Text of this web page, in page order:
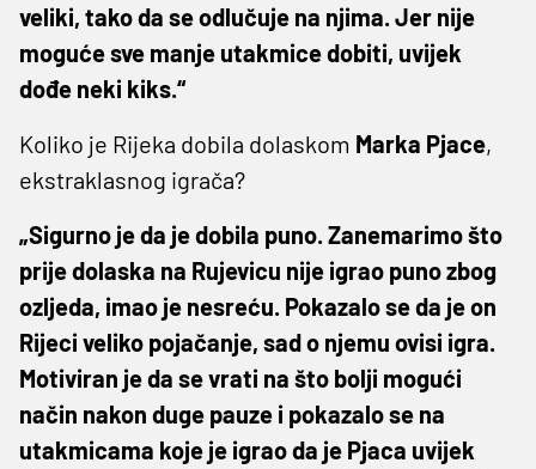
veliki, tako da se odlučuje na njima. Jer nije
moguće sve manje utakmice dobiti, uvijek
dođe neki kiks.“
Koliko je Rijeka dobila dolaskom Marka Pjace,
ekstraklasnog igrača?
„Sigurno je da je dobila puno. Zanemarimo što
prije dolaska na Rujevicu nije igrao puno zbog
ozljeda, imao je nesreću. Pokazalo se da je on
Rijeci veliko pojačanje, sad o njemu ovisi igra.
Motiviran je da se vrati na što bolji mogući
način nakon duge pauze i pokazalo se na
utakmicama koje je igrao da je Pjaca uvijek